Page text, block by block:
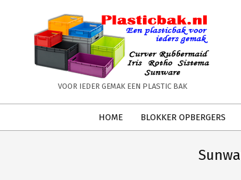
PLASTICBAK.NL
VOOR IEDER GEMAK EEN PLASTIC BAK
HOME BLOKKER OPBERGERS